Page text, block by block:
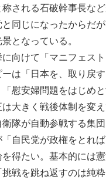
称される石破幹事長な
同じになったからだ
となっている。
向けて「マニフェス
ーは「日本を、取り戻
慰安婦問題をはじめ
大きく戦後体制を変
隊が自動参戦する集
自民党が政権をとれ
得たい。基本的には
戦を跳ね返すのは純